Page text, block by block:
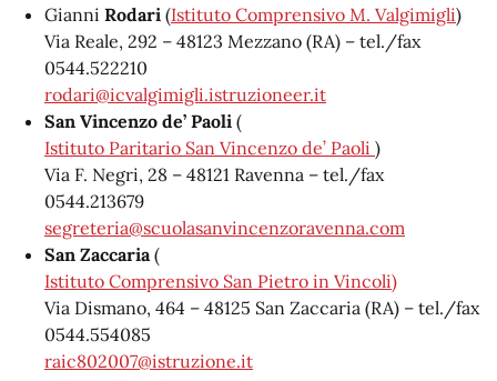
Gianni Rodari (Istituto Comprensivo M. Valgimigli)
Via Reale, 292 – 48123 Mezzano (RA) – tel./fax
0544.522210
rodari@icvalgimigli.istruzioneer.it
San Vincenzo de’ Paoli (
Istituto Paritario San Vincenzo de’ Paoli )
Via F. Negri, 28 – 48121 Ravenna – tel./fax
0544.213679
segreteria@scuolasanvincenzoravenna.com
San Zaccaria(
Istituto Comprensivo San Pietro in Vincoli)
Via Dismano, 464 – 48125 San Zaccaria (RA) – tel./fax
0544.554085
raic802007@istruzione.it